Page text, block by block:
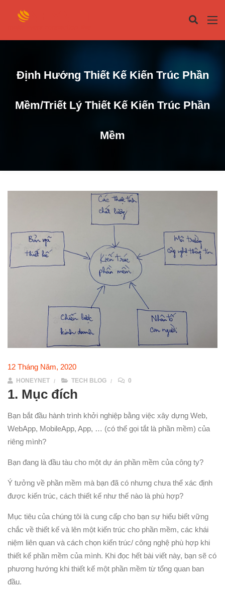
Định Hướng Thiết Kế Kiến Trúc Phần
Mềm/Triết Lý Thiết Kế Kiến Trúc Phần
Mềm
12 Tháng Năm, 2020
HONEYNET TECH BLOG 0
1. Mục đích
Bạn bắt đầu hành trình khởi nghiệp bằng việc xây dựng Web,
WebApp, MobileApp, App, … (có thể gọi tắt là phần mềm) của
riêng mình?
Bạn đang là đầu tàu cho một dự án phần mềm của công ty?
Ý tưởng về phần mềm mà bạn đã có nhưng chưa thể xác định
được kiến trúc, cách thiết kế như thế nào là phù hợp?
Mục tiêu của chúng tôi là cung cấp cho bạn sự hiểu biết vững
chắc về thiết kế và lên một kiến ​​trúc cho phần mềm, các khái
niệm liên quan và cách chọn kiến ​​trúc/ công nghệ phù hợp khi
thiết kế phần mềm của mình. Khi đọc hết bài viết này, bạn sẽ có
phương hướng khi thiết kế một phần mềm từ tổng quan ban
đầu.